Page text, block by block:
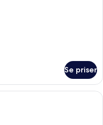
Se priser
på værelset, skrivebord,